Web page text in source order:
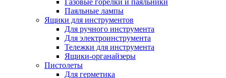
Газовые горелки и паяльники
Паяльные лампы
Ящики для инструментов
Для ручного инструмента
Для электроинструмента
Тележки для инструмента
Ящики-органайзеры
Пистолеты
Для герметика